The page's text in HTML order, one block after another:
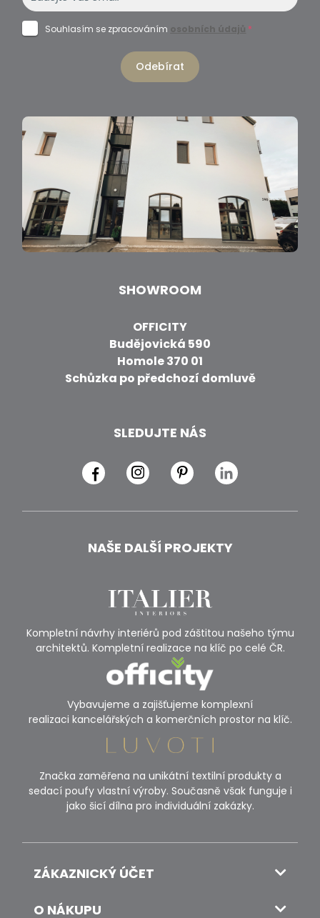
Souhlasím se zpracováním osobních údajů *
Odebírat
SHOWROOM
OFFICITY
Budějovická 590
Homole 370 01
Schůzka po předchozí domluvě
SLEDUJTE NÁS
NAŠE DALŠÍ PROJEKTY
Kompletní návrhy interiérů pod záštitou našeho týmu
architektů. Kompletní realizace na klíč po celé ČR.
Vybavujeme a zajišťujeme komplexní
realizaci kancelářských a komerčních prostor na klíč.
Značka zaměřena na unikátní textilní produkty a
sedací poufy vlastní výroby. Současně však funguje i
jako šicí dílna pro individuální zakázky.
ZÁKAZNICKÝ ÚČET
O NÁKUPU